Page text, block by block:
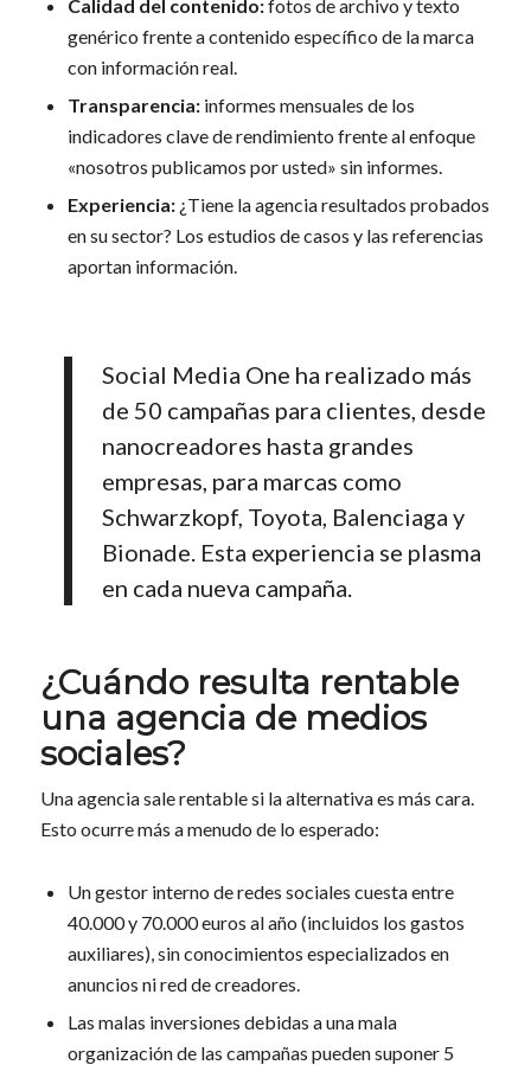
Calidad del contenido:fotos de archivo y texto
genérico frente a contenido específico de la marca
con información real.
Transparencia:informes mensuales de los
indicadores clave de rendimiento frente al enfoque
«nosotros publicamos por usted» sin informes.
Experiencia:¿Tiene la agencia resultados probados
en su sector? Los estudios de casos y las referencias
aportan información.
Social Media One ha realizado más
de 50 campañas para clientes, desde
nanocreadores hasta grandes
empresas, para marcas como
Schwarzkopf, Toyota, Balenciaga y
Bionade. Esta experiencia se plasma
en cada nueva campaña.
¿Cuándo resulta rentable
una agencia de medios
sociales?
Una agencia sale rentable si la alternativa es más cara.
Esto ocurre más a menudo de lo esperado:
Un gestor interno de redes sociales cuesta entre
40.000 y 70.000 euros al año (incluidos los gastos
auxiliares), sin conocimientos especializados en
anuncios ni red de creadores.
Las malas inversiones debidas a una mala
organización de las campañas pueden suponer 5